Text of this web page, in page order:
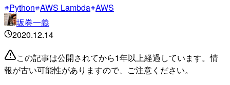
Python AWS Lambda AWS
坂巻一義
2020.12.14
この記事は公開されてから1年以上経過しています。情
報が古い可能性がありますので、ご注意ください。